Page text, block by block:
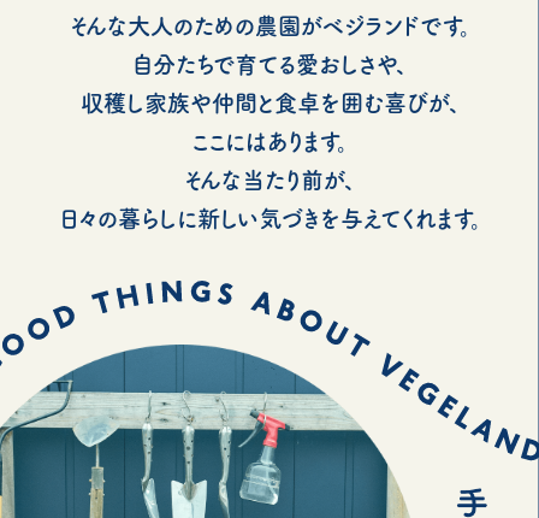
そんな大人のための農園がベジランドです。
自分たちで育てる愛おしさや、
収穫し家族や仲間と食卓を囲む喜びが、
ここにはあります。
そんな当たり前が、
日々の暮らしに新しい気づきを与えてくれます。